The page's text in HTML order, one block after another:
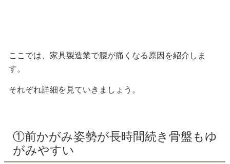
ここでは、家具製造業で腰が痛くなる原因を紹介しま
す。
それぞれ詳細を見ていきましょう。
①前かがみ姿勢が長時間続き骨盤もゆ
がみやすい